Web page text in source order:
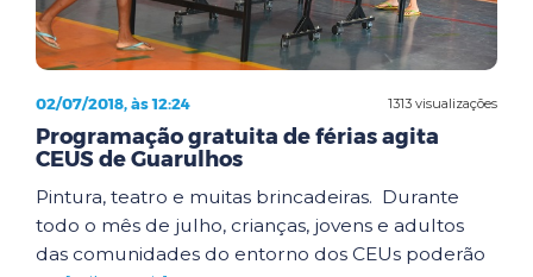
1313 visualizações
02/07/2018, às 12:24
Programação gratuita de férias agita
CEUS de Guarulhos
Pintura, teatro e muitas brincadeiras. Durante
todo o mês de julho, crianças, jovens e adultos
das comunidades do entorno dos CEUs poderão